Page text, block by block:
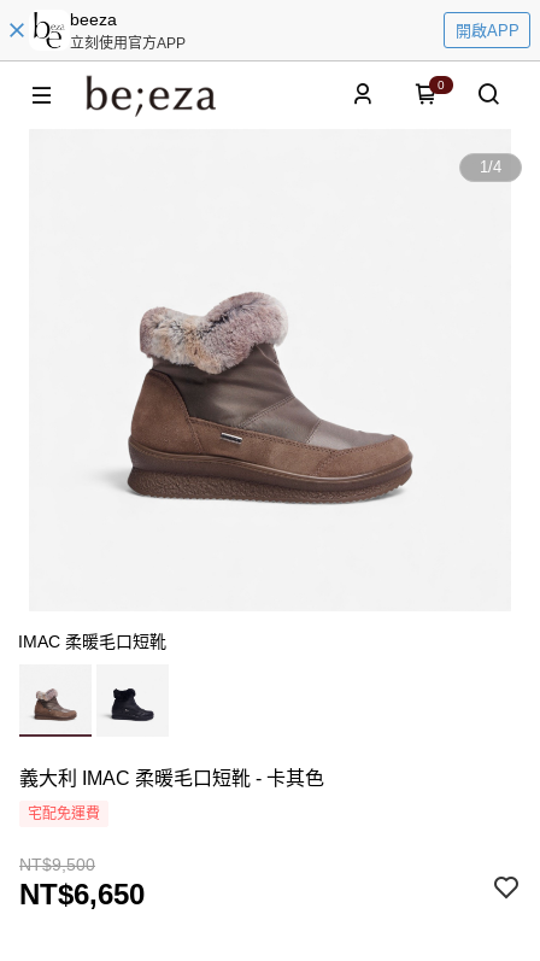
beeza
立刻使用官方APP
開啟APP
0
1/4
IMAC 柔暖毛口短靴
義大利 IMAC 柔暖毛口短靴 - 卡其色
宅配免運費
NT$9,500
NT$6,650